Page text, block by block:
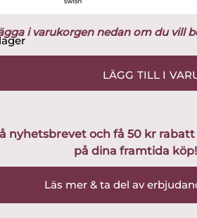
i varukorgen nedan om du vill
LÄGG TILL I
nyhetsbrevet och få 50 kr
på dina framtida köp!
Läs mer & ta del av